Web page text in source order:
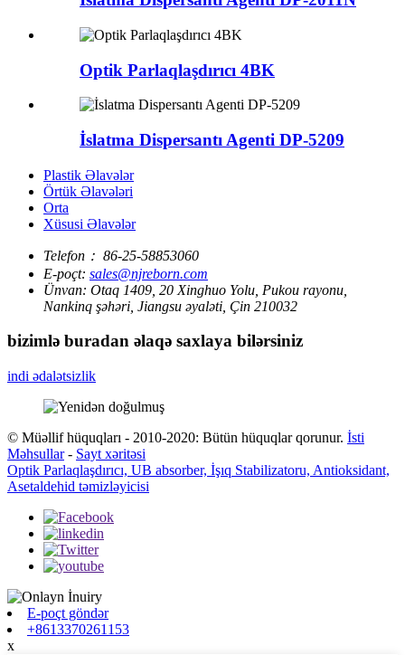
Optik Parlaqlaşdırıcı 4BK
İslatma Dispersantı Agenti DP-5209
Plastik Əlavələr
Örtük Əlavələri
Orta
Xüsusi Əlavələr
Telefon： 86-25-58853060
E-poçt: sales@njreborn.com
Ünvan: Otaq 1409, 20 Xinghuo Yolu, Pukou rayonu,
Nankinq şəhəri, Jiangsu əyaləti, Çin 210032
bizimlə buradan əlaqə saxlaya bilərsiniz
indi ədalətsizlik
© Müəllif hüquqları - 2010-2020: Bütün hüquqlar qorunur. İsti
Məhsullar- Sayt xəritəsi
Optik Parlaqlaşdırıcı, UB absorber, İşıq Stabilizatoru, Antioksidant,
Asetaldehid təmizləyicisi
E-poçt göndər
+8613370261153
x